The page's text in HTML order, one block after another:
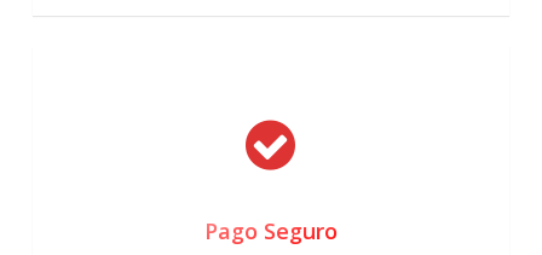
Pago Seguro